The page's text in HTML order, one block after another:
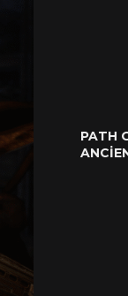
PATH